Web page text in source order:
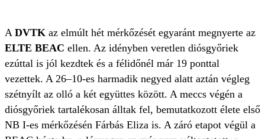
A DVTK az elmúlt hét mérkőzését egyaránt megnyerte az
ELTE BEAC ellen. Az idényben veretlen diósgyőriek
ezúttal is jól kezdtek és a félidőnél már 19 ponttal
vezettek. A 26–10-es harmadik negyed alatt aztán végleg
szétnyílt az olló a két együttes között. A meccs végén a
diósgyőriek tartalékosan álltak fel, bemutatkozott élete első
NB I-es mérkőzésén Fárbás Eliza is. A záró etapot végül a